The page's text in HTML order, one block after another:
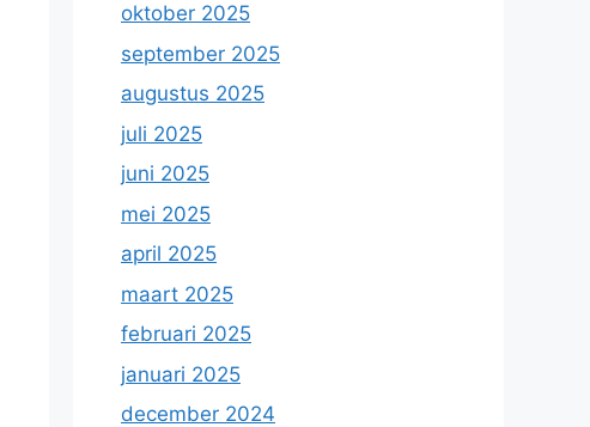
oktober 2025
september 2025
augustus 2025
juli 2025
juni 2025
mei 2025
april 2025
maart 2025
februari 2025
januari 2025
december 2024